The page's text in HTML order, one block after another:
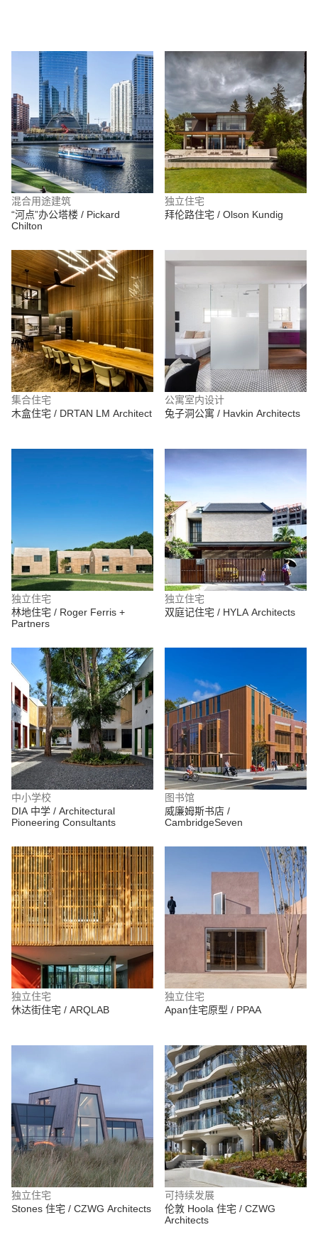
混合用途建筑
“河点”办公塔楼 / Pickard
Chilton
独立住宅
拜伦路住宅 / Olson Kundig
集合住宅
木盒住宅 / DRTAN LM Architect
公寓室内设计
兔子洞公寓 / Havkin Architects
独立住宅
林地住宅 / Roger Ferris +
Partners
独立住宅
双庭记住宅 / HYLA Architects
中小学校
DIA 中学 / Architectural
Pioneering Consultants
图书馆
威廉姆斯书店 /
CambridgeSeven
独立住宅
休达街住宅 / ARQLAB
独立住宅
Apan住宅原型 / PPAA
独立住宅
Stones 住宅 / CZWG Architects
可持续发展
伦敦 Hoola 住宅 / CZWG
Architects